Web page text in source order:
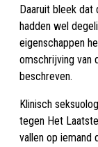
Daaruit bleek
hadden wel
eigenschappen
omschrijving van
beschreven.
Klinisch
tegen Het
vallen op